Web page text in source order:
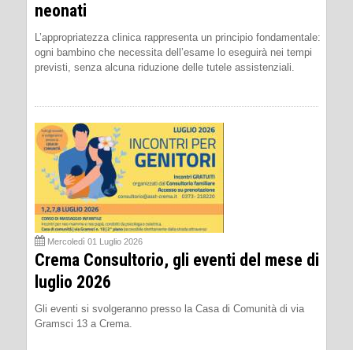
neonati
L’appropriatezza clinica rappresenta un principio fondamentale:
ogni bambino che necessita dell’esame lo eseguirà nei tempi
previsti, senza alcuna riduzione delle tutele assistenziali.
Mercoledì 01 Luglio 2026
Crema Consultorio, gli eventi del mese di
luglio 2026
Gli eventi si svolgeranno presso la Casa di Comunità di via
Gramsci 13 a Crema.